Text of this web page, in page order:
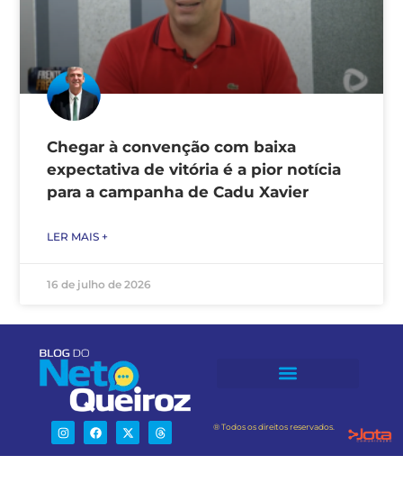
Chegar à convenção com baixa
expectativa de vitória é a pior notícia
para a campanha de Cadu Xavier
LER MAIS +
16 de julho de 2026
® Todos os direitos reservados.